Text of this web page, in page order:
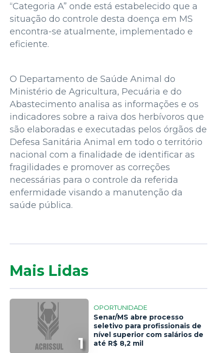
“Categoria A” onde está estabelecido que a
situação do controle desta doença em MS
encontra-se atualmente, implementado e
eficiente.
O Departamento de Saúde Animal do
Ministério de Agricultura, Pecuária e do
Abastecimento analisa as informações e os
indicadores sobre a raiva dos herbívoros que
são elaboradas e executadas pelos órgãos de
Defesa Sanitária Animal em todo o território
nacional com a finalidade de identificar as
fragilidades e promover as correções
necessárias para o controle da referida
enfermidade visando a manutenção da
saúde pública.
Mais Lidas
1
OPORTUNIDADE
Senar/MS abre processo
seletivo para profissionais de
nível superior com salários de
até R$ 8,2 mil